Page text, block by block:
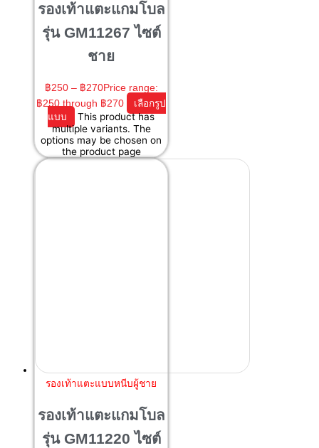
รองเท้าแตะแกมโบล
รุ่น GM11267 ไซต์
ชาย
฿250 – ฿270Price range:
฿250 through ฿270
เลือกรูป
แบบ
This product has
multiple variants. The
options may be chosen on
the product page
รองเท้าแตะแบบหนีบผู้ชาย
รองเท้าแตะแกมโบล
รุ่น GM11220 ไซต์